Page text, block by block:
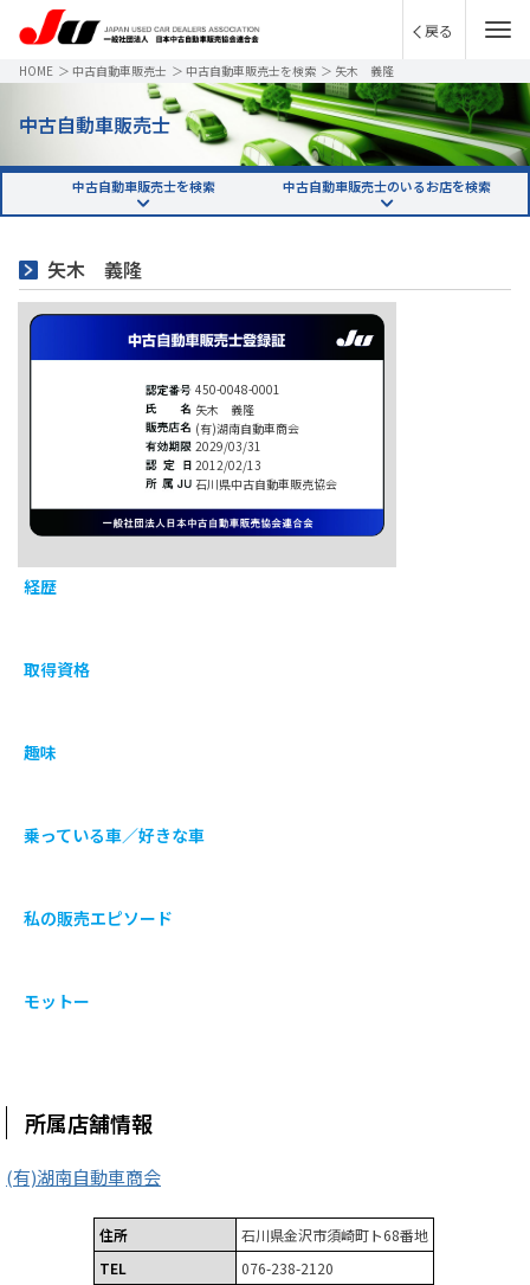
戻る
HOME ＞ 中古自動車販売士 ＞ 中古自動車販売士を検索 ＞ 矢木 義隆
中古自動車販売士
中古自動車販売士を検索 中古自動車販売士のいるお店を検索
矢木 義隆
450-0048-0001
矢木 義隆
(有)湖南自動車商会
2029/03/31
2012/02/13
石川県中古自動車販売協会
経歴
取得資格
趣味
乗っている車／好きな車
私の販売エピソード
モットー
所属店舗情報
(有)湖南自動車商会
住所
石川県金沢市須崎町ト68番地
TEL
076-238-2120